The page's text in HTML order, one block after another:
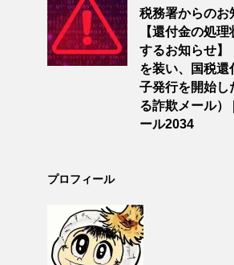
税務署からのお
【還付金の処理
するお知らせ】
を装い、国税還
子発行を開始し
る詐欺メール）
ール2034
プロフィール